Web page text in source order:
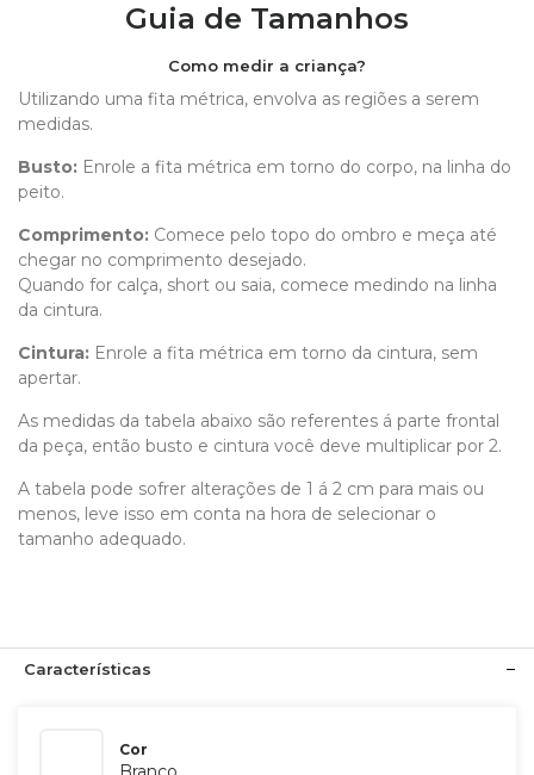
Guia de Tamanhos
Como medir a criança?
Utilizando uma fita métrica, envolva as regiões a serem
medidas.
Busto: Enrole a fita métrica em torno do corpo, na linha do
peito.
Comprimento: Comece pelo topo do ombro e meça até
chegar no comprimento desejado.
Quando for calça, short ou saia, comece medindo na linha
da cintura.
Cintura: Enrole a fita métrica em torno da cintura, sem
apertar.
As medidas da tabela abaixo são referentes á parte frontal
da peça, então busto e cintura você deve multiplicar por 2.
A tabela pode sofrer alterações de 1 á 2 cm para mais ou
menos, leve isso em conta na hora de selecionar o
tamanho adequado.
Características
Cor